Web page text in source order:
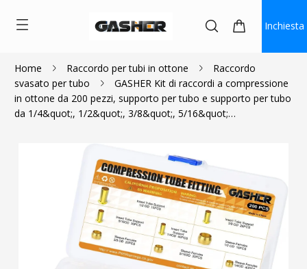
Inchiesta
Home Raccordo per tubi in ottone
Raccordo
svasato per tubo
GASHER Kit di raccordi a compressione
in ottone da 200 pezzi, supporto per tubo e supporto per tubo
da 1/4&quot;, 1/2&quot;, 3/8&quot;, 5/16&quot;…
$17.99